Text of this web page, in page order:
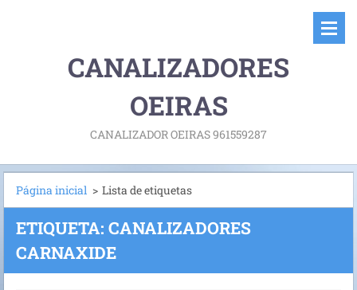
CANALIZADORES
OEIRAS
CANALIZADOR OEIRAS 961559287
Página inicial > Lista de etiquetas
ETIQUETA: CANALIZADORES
CARNAXIDE